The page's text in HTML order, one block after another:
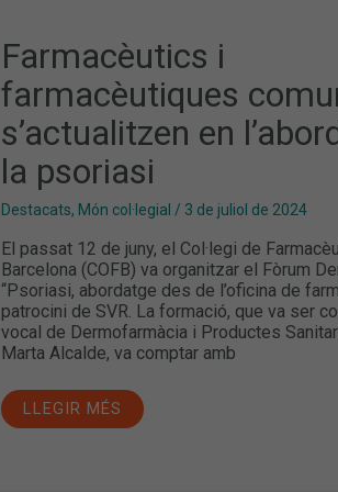
Farmacèutics i
farmacèutiques
s’actualitzen en
la psoriasi
Destacats, Món col·legial / 3 de juliol de 2024
El passat 12 de juny, el Col·legi de
Barcelona (COFB) va organitzar el Fòrum
“Psoriasi, abordatge des de l’oficina de
patrocini de SVR. La formació, que va ser
vocal de Dermofarmàcia i Productes
Marta Alcalde, va comptar amb
LLEGIR MÉS